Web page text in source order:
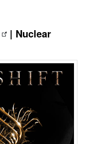
| Nuclear